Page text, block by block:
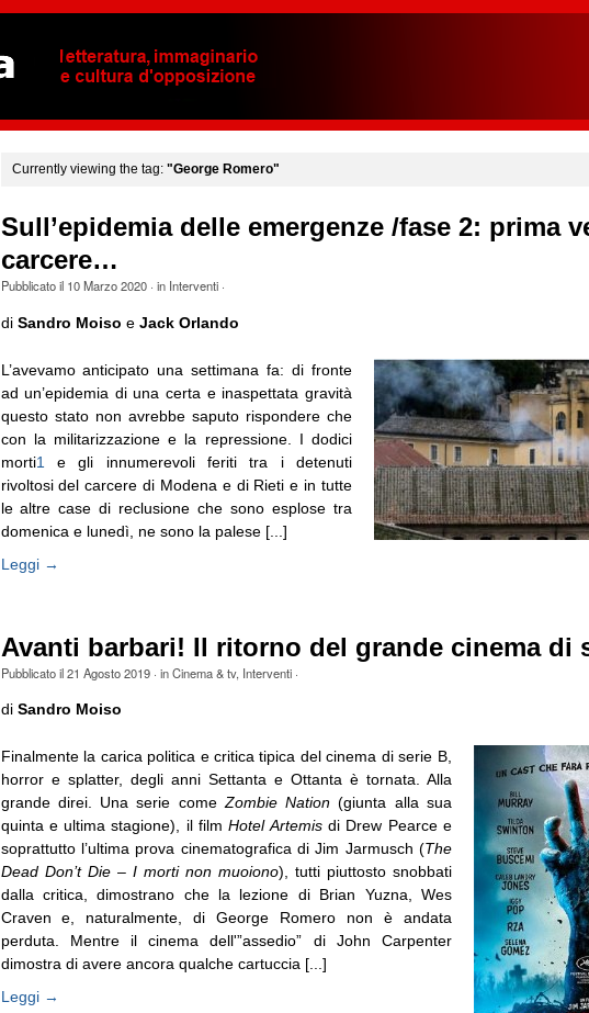
Currently viewing the tag: "George Romero"
Sull’epidemia delle emergenze /fase 2: prima
carcere…
Pubblicato il 10 Marzo 2020· in Interventi·
di Sandro Moiso e Jack Orlando
L’avevamo anticipato una settimana fa: di fronte
ad un’epidemia di una certa e inaspettata gravità
questo stato non avrebbe saputo rispondere che
con la militarizzazione e la repressione. I dodici
morti1
e gli innumerevoli feriti tra i detenuti
rivoltosi del carcere di Modena e di Rieti e in tutte
le altre case di reclusione che sono esplose tra
domenica e lunedì, ne sono la palese [...]
Leggi →
Avanti barbari! Il ritorno del grande cinema di
Pubblicato il21 Agosto 2019· inCinema & tv, Interventi·
di Sandro Moiso
Finalmente la carica politica e critica tipica del cinema di serie B,
horror e splatter, degli anni Settanta e Ottanta è tornata. Alla
grande direi. Una serie comeZombie Nation (giunta alla sua
quinta e ultima stagione), il filmHotel Artemisdi Drew Pearce e
soprattutto l’ultima prova cinematografica di Jim Jarmusch (The
Dead Don’t Die– I morti non muoiono), tutti piuttosto snobbati
dalla critica, dimostrano che la lezione di Brian Yuzna, Wes
Craven e, naturalmente, di George Romero non è andata
perduta. Mentre il cinema dell'”assedio” di John Carpenter
dimostra di avere ancora qualche cartuccia [...]
Leggi →